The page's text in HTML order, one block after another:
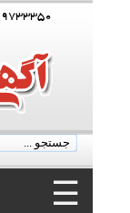
☰